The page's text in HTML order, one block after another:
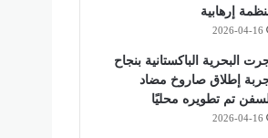
إرهابية
2026-04-16
البحرية الباكستانية بنجاح
إطلاق صاروخ مضاد
تم تطويره محليًا
2026-04-16